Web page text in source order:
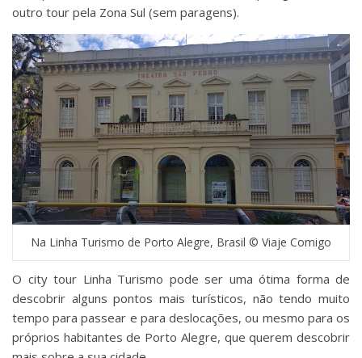
outro tour pela Zona Sul (sem paragens).
Na Linha Turismo de Porto Alegre, Brasil © Viaje Comigo
O city tour Linha Turismo pode ser uma ótima forma de
descobrir alguns pontos mais turísticos, não tendo muito
tempo para passear e para deslocações, ou mesmo para os
próprios habitantes de Porto Alegre, que querem descobrir